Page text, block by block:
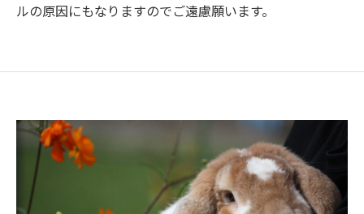
ルの原因にもなりますのでご遠慮願います。